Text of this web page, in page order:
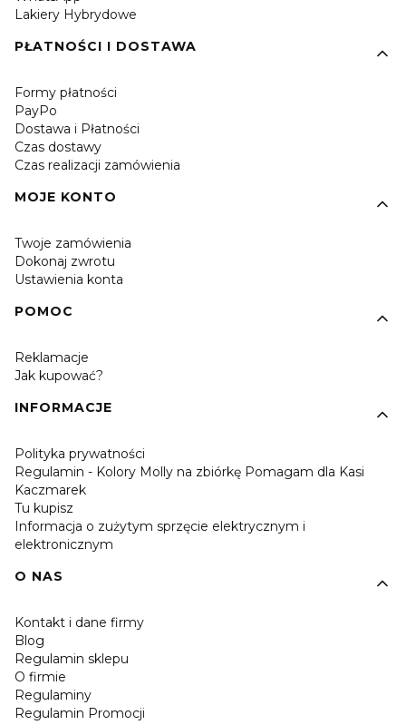
Lakiery Hybrydowe
PŁATNOŚCI I DOSTAWA
Formy płatności
PayPo
Dostawa i Płatności
Czas dostawy
Czas realizacji zamówienia
MOJE KONTO
Twoje zamówienia
Dokonaj zwrotu
Ustawienia konta
POMOC
Reklamacje
Jak kupować?
INFORMACJE
Polityka prywatności
Regulamin - Kolory Molly na zbiórkę Pomagam dla Kasi
Kaczmarek
Tu kupisz
Informacja o zużytym sprzęcie elektrycznym i
elektronicznym
O NAS
Kontakt i dane firmy
Blog
Regulamin sklepu
O firmie
Regulaminy
Regulamin Promocji